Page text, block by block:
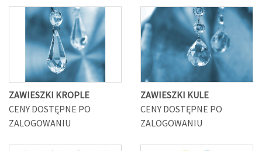
ZAWIESZKI KROPLE
CENY DOSTĘPNE PO
ZALOGOWANIU
ZAWIESZKI KULE
CENY DOSTĘPNE PO
ZALOGOWANIU